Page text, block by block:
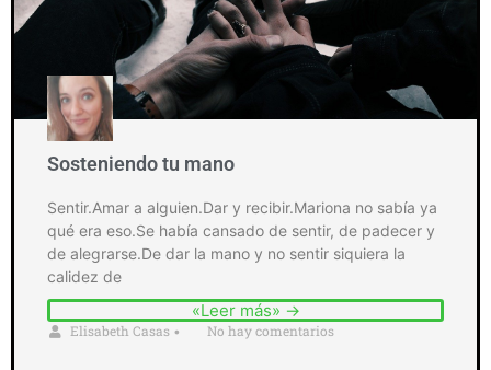
Sosteniendo tu mano
Sentir.Amar a alguien.Dar y recibir.Mariona no sabía ya
qué era eso.Se había cansado de sentir, de padecer y
de alegrarse.De dar la mano y no sentir siquiera la
calidez de
«Leer más» →
Elisabeth Casas • No hay comentarios